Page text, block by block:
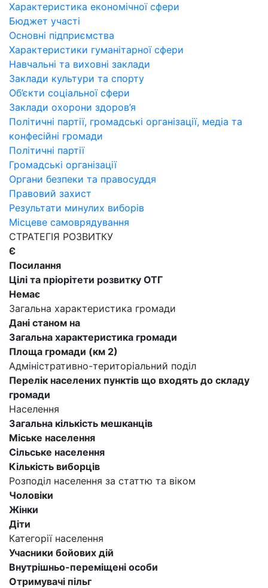
Характеристика економічної сфери
Бюджет участі
Основні підприємства
Характеристики гуманітарної сфери
Навчальні та виховні заклади
Заклади культури та спорту
Об’єкти соціальної сфери
Заклади охорони здоров’я
Політичні партії, громадські організації, медіа та
конфесійні громади
Політичні партії
Громадські організації
Органи безпеки та правосуддя
Правовий захист
Результати минулих виборів
Місцеве самоврядування
СТРАТЕГІЯ РОЗВИТКУ
Є
Посилання
Цілі та пріорітети розвитку ОТГ
Немає
Загальна характеристика громади
Дані станом на
Загальна характеристика громади
Площа громади (км 2)
Адміністративно-територіальний поділ
Перелік населених пунктів що входять до складу
громади
Населення
Загальна кількість мешканців
Міське населення
Сільське населення
Кількість виборців
Розподіл населення за статтю та віком
Чоловіки
Жінки
Діти
Категорії населення
Учасники бойових дій
Внутрішньо-переміщені особи
Отримувачі пільг